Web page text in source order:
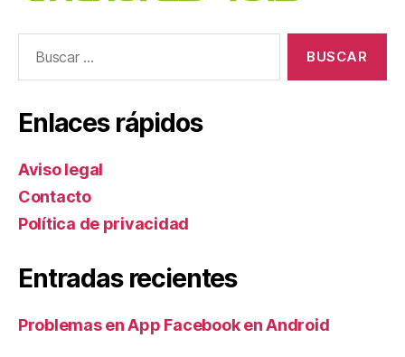
Enlaces rápidos
Aviso legal
Contacto
Política de privacidad
Entradas recientes
Problemas en App Facebook en Android